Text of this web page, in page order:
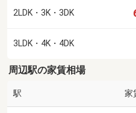
2LDK・3K・3DK
3LDK・4K・4DK
周辺駅の家賃相場
駅 家